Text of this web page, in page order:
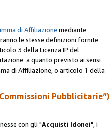
di Affiliazione mediante
le stesse definizioni fornite
3 della Licenza IP del
a quanto previsto ai sensi
di Affiliazione, o articolo 1 della
Pubblicitarie”)
con gli "Acquisti Idonei", i